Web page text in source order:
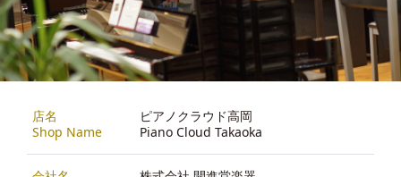
店名
Shop Name
ピアノクラウド高岡
Piano Cloud Takaoka